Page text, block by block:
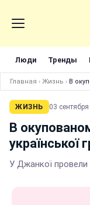
Люди Тренды
Главная › Жизнь › В
ЖИЗНЬ 03
В
української
У Джанкої провели